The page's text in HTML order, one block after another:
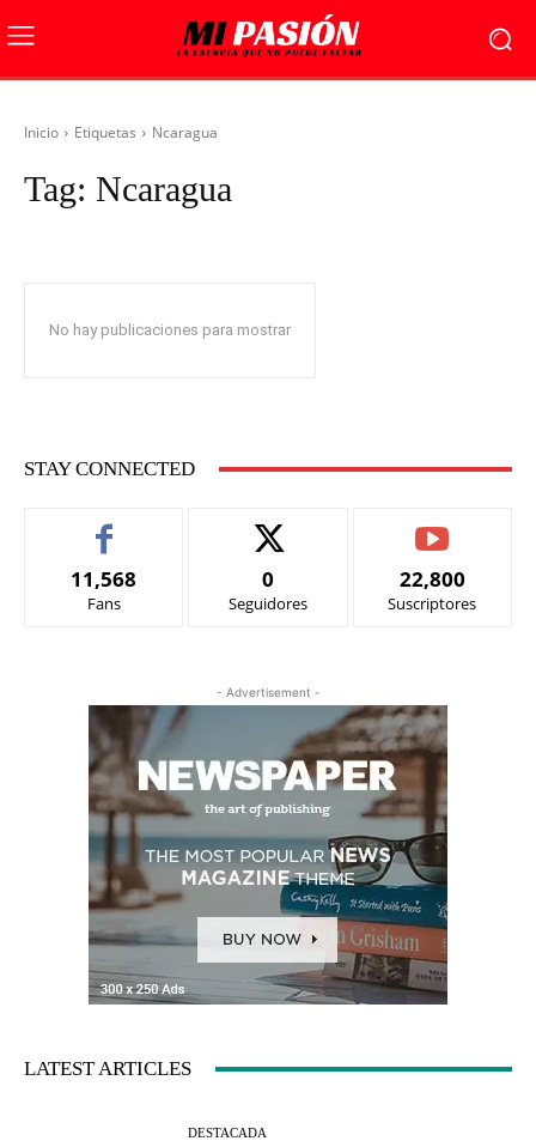
Inicio Etiquetas Ncaragua
Tag: Ncaragua
No hay publicaciones para mostrar
STAY CONNECTED
11,568
Fans
0
Seguidores
22,800
Suscriptores
- Advertisement -
LATEST ARTICLES
DESTACADA